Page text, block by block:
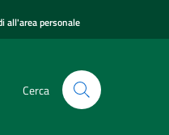
all'area personale
Cerca